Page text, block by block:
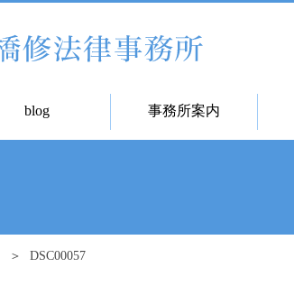
blog 事務所案内
DSC00057